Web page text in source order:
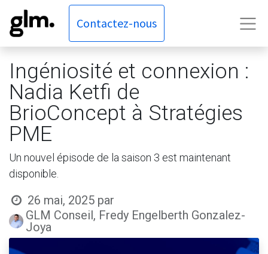
Contactez-nous
Ingéniosité et connexion :
Nadia Ketfi de
BrioConcept à Stratégies
PME
Un nouvel épisode de la saison 3 est maintenant
disponible.
26 mai, 2025 par
GLM Conseil, Fredy Engelberth Gonzalez-
Joya